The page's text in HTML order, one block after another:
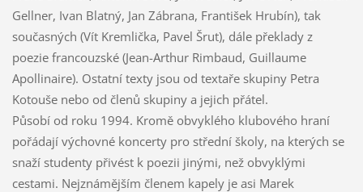
Gellner, Ivan Blatný, Jan Zábrana, František Hrubín), tak
současných (Vít Kremlička, Pavel Šrut), dále překlady z
poezie francouzské (Jean-Arthur Rimbaud, Guillaume
Apollinaire). Ostatní texty jsou od textaře skupiny Petra
Kotouše nebo od členů skupiny a jejich přátel.
Působí od roku 1994. Kromě obvyklého klubového hraní
pořádají výchovné koncerty pro střední školy, na kterých se
snaží studenty přivést k poezii jinými, než obvyklými
cestami. Nejznámějším členem kapely je asi Marek